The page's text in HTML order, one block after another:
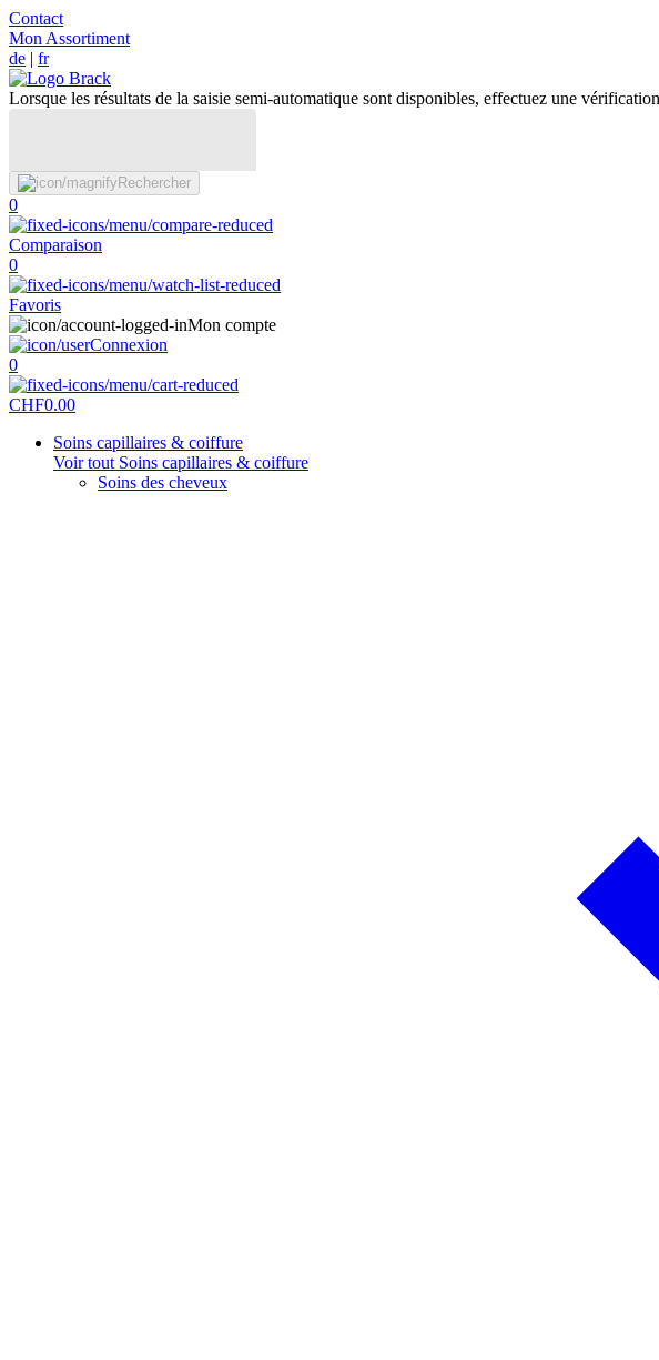
Contact
Mon Assortiment
de | fr
Lorsque les résultats de la saisie semi-automatique sont disponibles, effectuez une
Rechercher
0
Comparaison
0
Favoris
Mon compte
Connexion
0
CHF0.00
Soins capillaires & coiffure
Voir tout Soins capillaires & coiffure
Soins des cheveux